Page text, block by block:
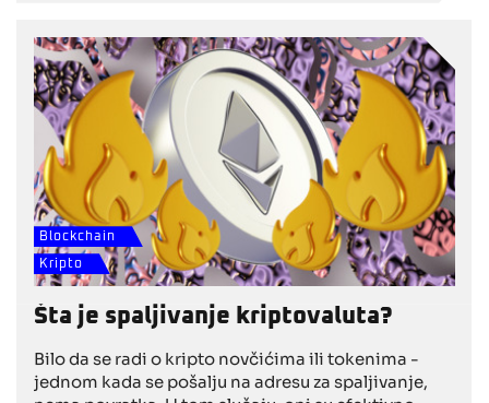
razmotrićemo kako Ethereum staking funkcioniše i
koje koristi donosi u svetlu nedavnog članka na
BeInCrypto.
Blockchain
Kripto
Šta je spaljivanje kriptovaluta?
Bilo da se radi o kripto novčićima ili tokenima -
jednom kada se pošalju na adresu za spaljivanje,